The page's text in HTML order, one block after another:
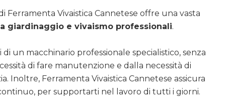
Ferramenta Vivaistica Cannetese offre una vasta
giardinaggio e vivaismo professionali.
un macchinario professionale specialistico, senza
di fare manutenzione e dalla necessità di
Inoltre, Ferramenta Vivaistica Cannetese assicura
per supportarti nel lavoro di tutti i giorni.